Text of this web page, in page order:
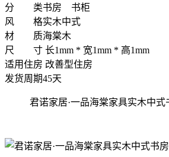
分 类书房 书柜
风 格实木中式
材 质海棠木
尺 寸 长1mm * 宽1mm * 高1mm
适用住房 改善型住房
发货周期45天
君诺家居·一品海棠家具实木中式